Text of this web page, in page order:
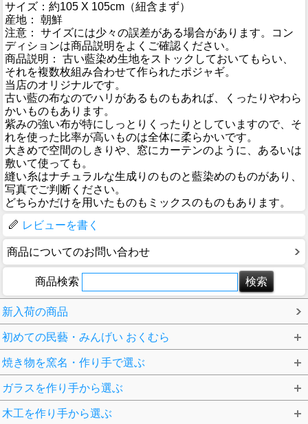
サイズ：約105 X 105cm（紐含まず）
産地： 朝鮮
注意： サイズには少々の誤差がある場合があります。コン
ディションは商品説明をよくご確認ください。
商品説明： 古い藍染め生地をストックしておいてもらい、
それを複数枚組み合わせて作られたポジャギ。
当店のオリジナルです。
古い藍の布なのでハリがあるものもあれば、くったりやわら
かいものもあります。
紫みの強い布が特にしっとりくったりとしていますので、そ
れを使った比率が高いものは全体に柔らかいです。
大きめで空間のしきりや、窓にカーテンのように、あるいは
敷いて使っても。
縫い糸はナチュラルな生成りのものと藍染めのものがあり、
写真でご判断ください。
どちらかだけを用いたものもミックスのものもあります。
レビューを書く
商品についてのお問い合わせ
商品検索
新入荷の商品
初めての民藝・みんげい おくむら
焼き物を窯名・作り手で選ぶ
ガラスを作り手から選ぶ
木工を作り手から選ぶ